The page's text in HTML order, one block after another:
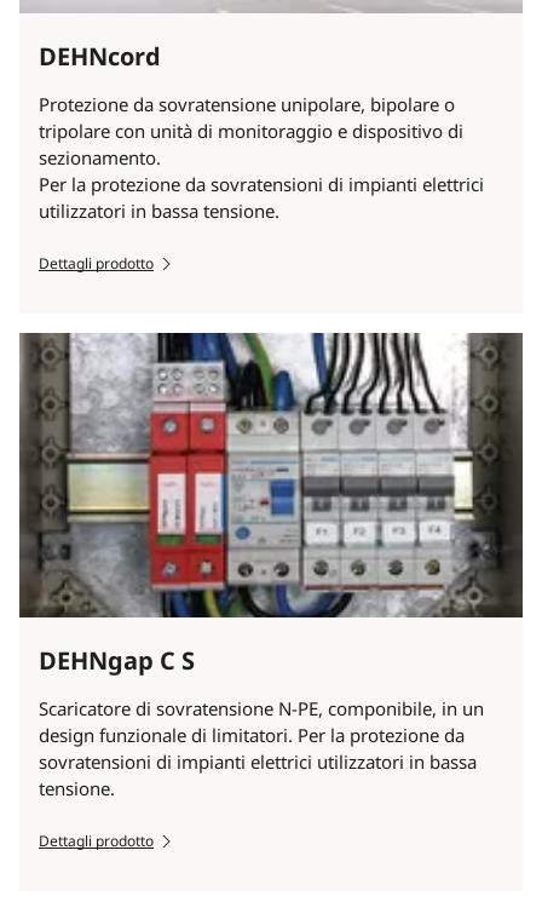
DEHNcord
Protezione da sovratensione unipolare, bipolare o
tripolare con unità di monitoraggio e dispositivo di
sezionamento.
Per la protezione da sovratensioni di impianti elettrici
utilizzatori in bassa tensione.
Dettagli prodotto
DEHNgap C S
Scaricatore di sovratensione N-PE, componibile, in un
design funzionale di limitatori. Per la protezione da
sovratensioni di impianti elettrici utilizzatori in bassa
tensione.
Dettagli prodotto